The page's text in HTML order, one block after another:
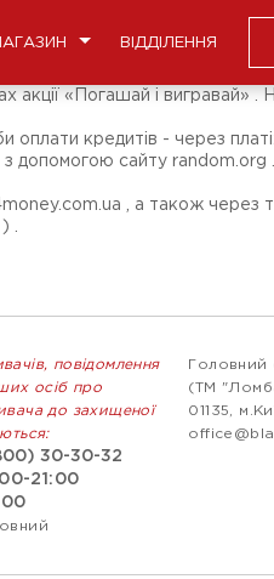
ВІДДІЛЕННЯ
«Погашай і вигравай» .
оплати кредитів - через
з допомогою сайту
, а також через
.
повідомлення
осіб про
до захищеної
30-30-32
21:00
Головний
(ТМ
01135,